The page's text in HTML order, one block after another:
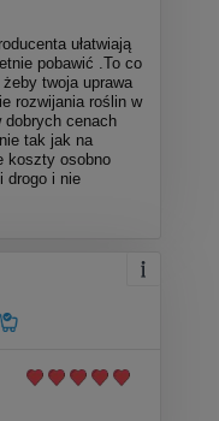
ułatwiają
pobawić .To co
twoja uprawa
rozwijania roślin w
cenach
tak jak na
koszty osobno
drogo i nie